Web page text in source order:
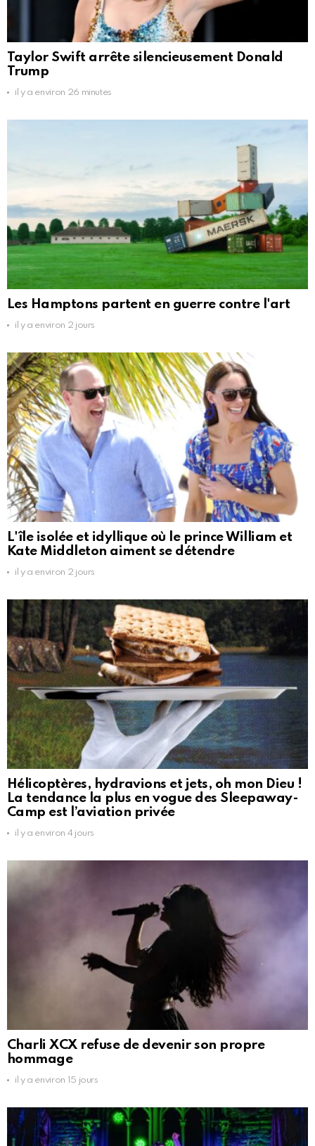
Taylor Swift arrête silencieusement Donald
Trump
il y a environ 26 minutes
Les Hamptons partent en guerre contre l'art
il y a environ 2 jours
L'île isolée et idyllique où le prince William et
Kate Middleton aiment se détendre
il y a environ 2 jours
Hélicoptères, hydravions et jets, oh mon Dieu !
La tendance la plus en vogue des Sleepaway-
Camp est l’aviation privée
il y a environ 4 jours
Charli XCX refuse de devenir son propre
hommage
il y a environ 15 jours